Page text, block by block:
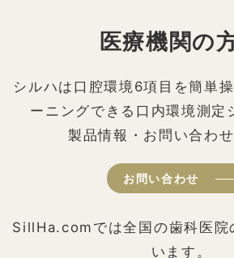
医療機関の
シルハは口腔環境6項目を簡単
ーニングできる口内環境測定
製品情報・お問い合わ
お問い合わせ
SillHa.comでは全国の歯科医院
います。